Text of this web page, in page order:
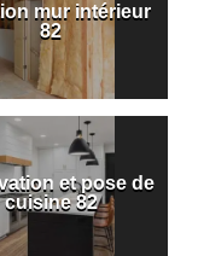
mur intérieur
82
et pose de
cuisine 82